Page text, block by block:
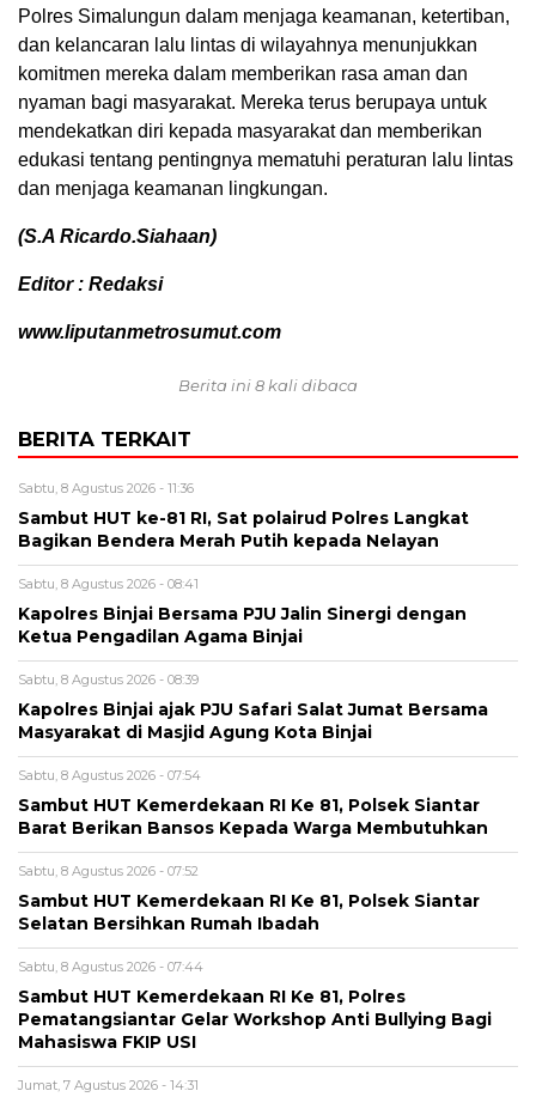
Polres Simalungun dalam menjaga keamanan, ketertiban,
dan kelancaran lalu lintas di wilayahnya menunjukkan
komitmen mereka dalam memberikan rasa aman dan
nyaman bagi masyarakat. Mereka terus berupaya untuk
mendekatkan diri kepada masyarakat dan memberikan
edukasi tentang pentingnya mematuhi peraturan lalu lintas
dan menjaga keamanan lingkungan.
(S.A Ricardo.Siahaan)
Editor : Redaksi
www.liputanmetrosumut.com
Berita ini 8 kali dibaca
BERITA TERKAIT
Sabtu, 8 Agustus 2026 - 11:36
Sambut HUT ke-81 RI, Sat polairud Polres Langkat
Bagikan Bendera Merah Putih kepada Nelayan
Sabtu, 8 Agustus 2026 - 08:41
Kapolres Binjai Bersama PJU Jalin Sinergi dengan
Ketua Pengadilan Agama Binjai
Sabtu, 8 Agustus 2026 - 08:39
Kapolres Binjai ajak PJU Safari Salat Jumat Bersama
Masyarakat di Masjid Agung Kota Binjai
Sabtu, 8 Agustus 2026 - 07:54
Sambut HUT Kemerdekaan RI Ke 81, Polsek Siantar
Barat Berikan Bansos Kepada Warga Membutuhkan
Sabtu, 8 Agustus 2026 - 07:52
Sambut HUT Kemerdekaan RI Ke 81, Polsek Siantar
Selatan Bersihkan Rumah Ibadah
Sabtu, 8 Agustus 2026 - 07:44
Sambut HUT Kemerdekaan RI Ke 81, Polres
Pematangsiantar Gelar Workshop Anti Bullying Bagi
Mahasiswa FKIP USI
Jumat, 7 Agustus 2026 - 14:31